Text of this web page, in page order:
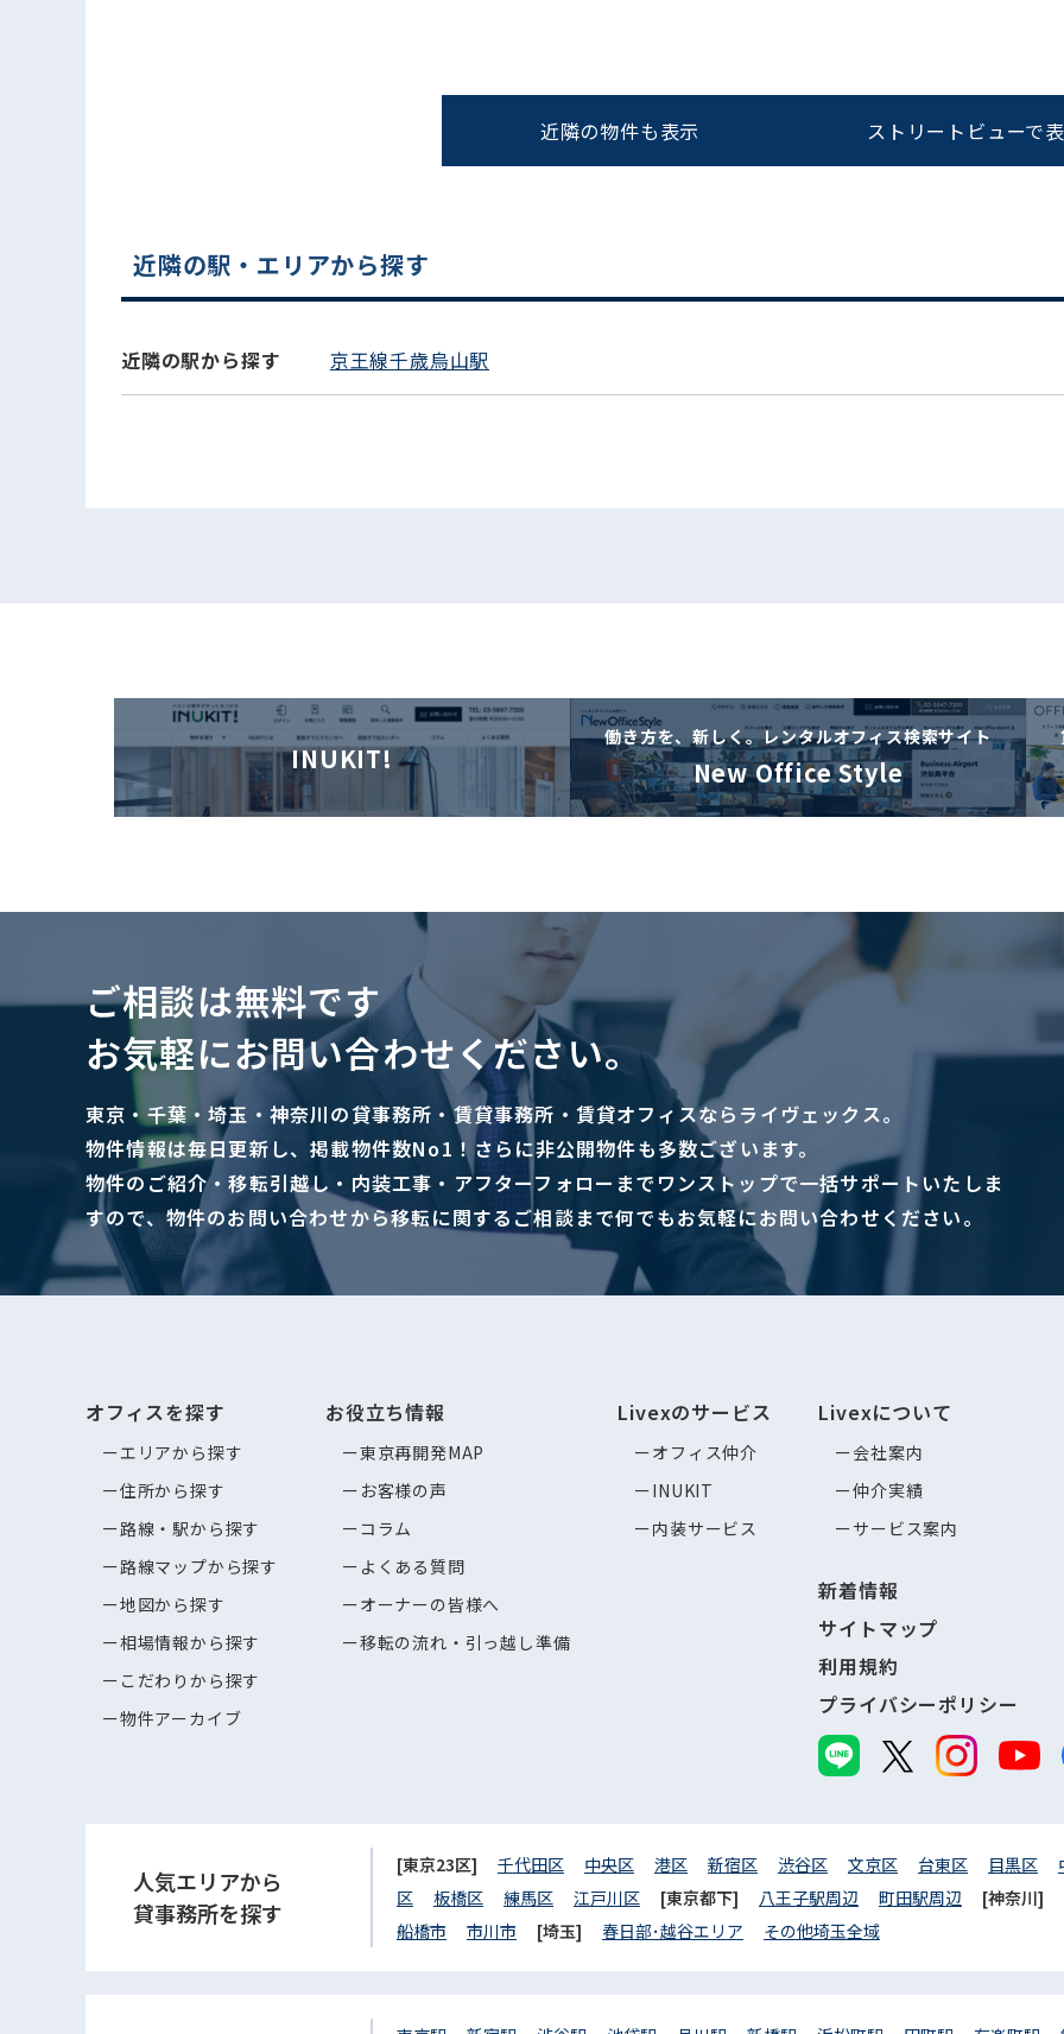
0120-620-213
平日 9:00〜18:00
近隣の物件も表示 ストリートビューで
近隣の駅・エリアから探す
近隣の駅から探す 京王線千歳烏山駅
INUKIT!
働き方を、新しく。レンタルオフィス検索サイト
New Office Style
ご相談は無料です
お気軽にお問い合わせください。
東京・千葉・埼玉・神奈川の貸事務所・賃貸事務所・賃貸オフィスならライヴェックス。
物件情報は毎日更新し、掲載物件数No1！さらに非公開物件も多数ございます。
物件のご紹介・移転引越し・内装工事・アフターフォローまでワンストップで一括サポートいたしま
すので、物件のお問い合わせから移転に関するご相談まで何でもお気軽にお問い合わせください。
オフィスを探す
エリアから探す
住所から探す
路線・駅から探す
路線マップから探す
地図から探す
相場情報から探す
こだわりから探す
物件アーカイブ
お役立ち情報
東京再開発MAP
お客様の声
コラム
よくある質問
オーナーの皆様へ
移転の流れ・引っ越し準備
Livexのサービス
オフィス仲介
INUKIT
内装サービス
Livexについて
会社案内
仲介実績
サービス案内
新着情報
サイトマップ
利用規約
プライバシーポリシー
人気エリアから
貸事務所を探す
[東京23区] 千代田区 中央区 港区 新宿区 渋谷区 文京区 台東区 目黒区
区
板橋区 練馬区 江戸川区 [東京都下] 八王子駅周辺 町田駅周辺 [神奈川]
船橋市
市川市 [埼玉] 春日部･越谷エリア その他埼玉全域